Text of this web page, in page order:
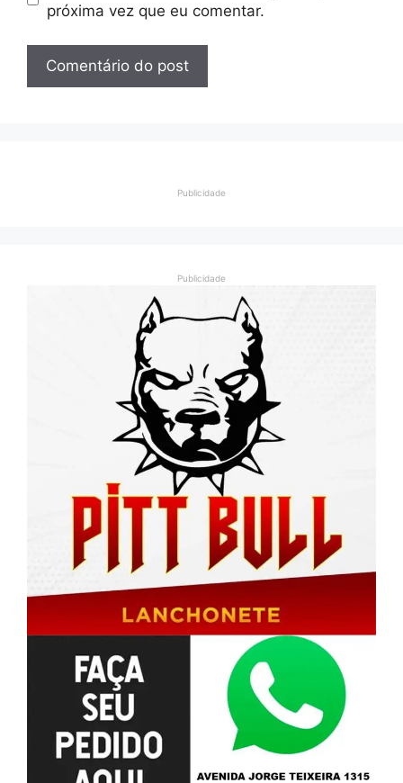
próxima vez que eu comentar.
Publicidade
Publicidade